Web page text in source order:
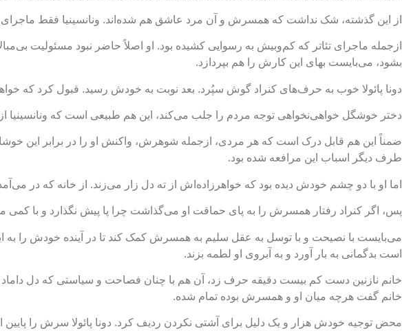
از این گذشته، شک نداشت که همسرش و آن مرد عاشق هم شده‌اند. ونانسینیا فقط ماجرای
ازجمله ماجرای تئاتر که کم‌وبیش به رسوایی کشیده بود. او اصلاً حاضر نبود مسئولیت
بشود، می‌بایست بهای این کارش را هم بپردازد.
دونا پائولا خوب به حرف‌های کنراد گوش سپُرد. بعد نوبت به خودش رسید. قبول کرد که
دختر خوشگل خواهی‌نخواهی توجه مردم را جلب می‌کند، این هم طبیعی است که
ضمناً این هم قابل درک است که هر مردی، ازجمله شوهرش، واکنش او را در برابر این
طرف دیگر اسباب این مرافعه شده بود.
اما او با دو چشم خودش دیده بود که خواهرزاده‌اش از ته دل زار می‌زند. از خانه که در
پس، اگر کنراد رفتار همسرش را به پای حماقت او می‌گذاشت چرا پا پیش نگذارد و با کمی
می‌بایست با نصیحت و با توسل به عقل سلیم به همسرش کمک کند تا در آینده خودش را به
است بدگمانی به بار آورد و به آبروی او لطمه بزند.
خانم نازنین دست کم بیست دقیقه حرف زد، آن هم با چنان فصاحت و سیاستی که دل داماد
خانم گفت هرچه میان او و همسرش بوده تمام شده.
محض توجیه خودش هزار و یک دلیل برای آشتی نکردن ردیف کرد. دونا پائولا سرش را